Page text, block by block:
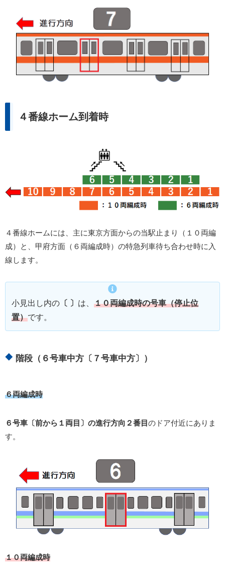
４番線ホーム到着時
４番線ホームには、主に東京方面からの当駅止まり（１０両編
成）と、甲府方面（６両編成時）の特急列車待ち合わせ時に入
線します。
小見出し内の 〔 〕 は、 １０両編成時の号車（停止位
置）です。
階段（６号車中方〔７号車中方〕）
６両編成時
６号車〔前から１両目〕の進行方向２番目 のドア付近にありま
す。
１０両編成時